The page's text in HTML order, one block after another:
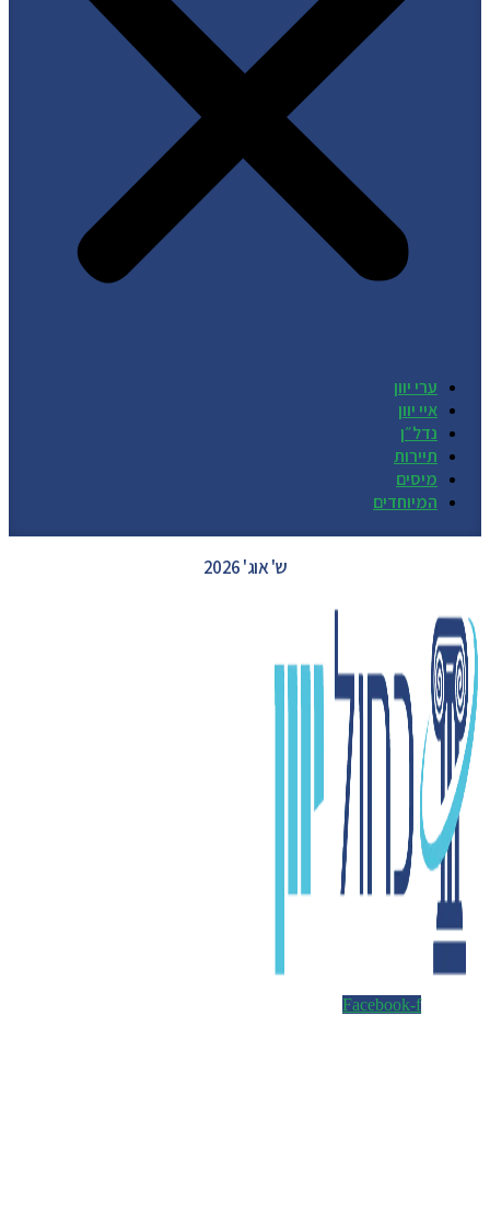
ערי יוון
איי יוון
נדל״ן
תיירות
מיסים
המיוחדים
ש' אוג' 2026
Facebook-f